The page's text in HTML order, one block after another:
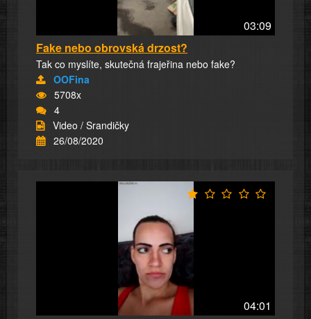
03:09
Fake nebo obrovská drzost?
Tak co myslíte, skutečná frajeřina nebo fake?
OOFina
5708x
4
Video / Srandičky
26/08/2020
04:01